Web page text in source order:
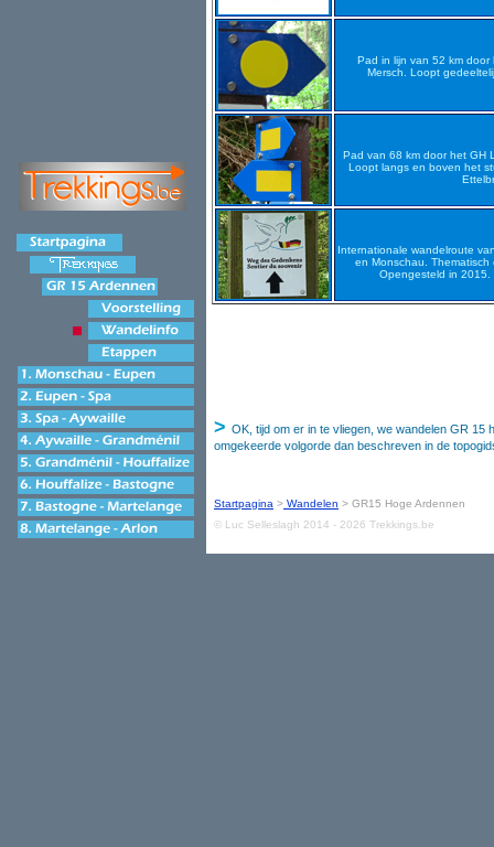
© Luc Selleslagh 2014 - 2026 Trekkings.be
Startpagina > Wandelen > GR15 Hoge Ardennen
> OK, tijd om er in te vliegen, we wandelen GR 15
omgekeerde volgorde dan beschreven in de
Pad in lijn van 52 km
Mersch. Loopt
Pad van 68 km door het GH
Loopt langs en boven het
Internationale wandelroute
en Monschau.
Opengesteld in